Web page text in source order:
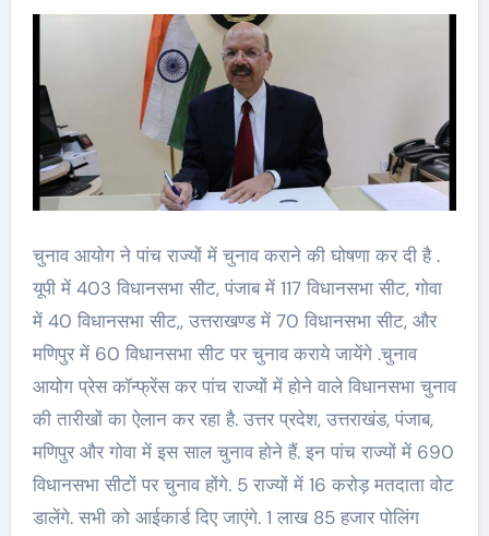
चुनाव आयोग ने पांच राज्यों में चुनाव कराने की घोषणा कर दी है .
यूपी में 403 विधानसभा सीट, पंजाब में 117 विधानसभा सीट, गोवा
में 40 विधानसभा सीट,, उत्तराखण्ड में 70 विधानसभा सीट, और
मणिपुर में 60 विधानसभा सीट पर चुनाव कराये जायेंगे .चुनाव
आयोग प्रेस कॉन्फ्रेंस कर पांच राज्यों में होने वाले विधानसभा चुनाव
की तारीखों का ऐलान कर रहा है. उत्तर प्रदेश, उत्तराखंड, पंजाब,
मणिपुर और गोवा में इस साल चुनाव होने हैं. इन पांच राज्यों में 690
विधानसभा सीटों पर चुनाव होंगे. 5 राज्यों में 16 करोड़ मतदाता वोट
डालेंगे. सभी को आईकार्ड दिए जाएंगे. 1 लाख 85 हजार पोलिंग